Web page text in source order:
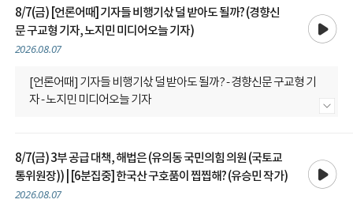
8/7(금) [언론어때] 기자들 비행기삯 덜 받아도 될까? (경향신
문 구교형 기자, 노지민 미디어오늘 기자)
2026.08.07
[언론어때] 기자들 비행기삯 덜 받아도 될까? - 경향신문 구교형 기
자 - 노지민 미디어오늘 기자
8/7(금) 3부 공급 대책, 해법은 (유의동 국민의힘 의원 (국토교
통위원장)) | [6분집중] 한국산 구호품이 찝찝해? (유승민 작가)
2026.08.07